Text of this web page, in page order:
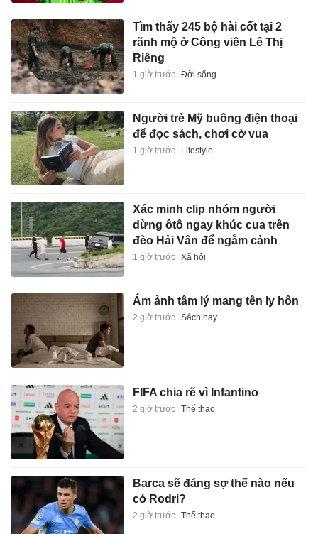
Tìm thấy 245 bộ hài cốt tại 2
rãnh mộ ở Công viên Lê Thị
Riêng
1 giờ trước Đời sống
Người trẻ Mỹ buông điện thoại
để đọc sách, chơi cờ vua
1 giờ trước Lifestyle
Xác minh clip nhóm người
dừng ôtô ngay khúc cua trên
đèo Hải Vân để ngắm cảnh
1 giờ trước Xã hội
Ám ảnh tâm lý mang tên ly hôn
2 giờ trước Sách hay
FIFA chia rẽ vì Infantino
2 giờ trước Thể thao
Barca sẽ đáng sợ thế nào nếu
có Rodri?
2 giờ trước Thể thao